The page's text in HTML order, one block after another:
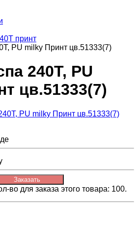
принт
PU milky Принт цв.51333(7)
240Т, PU
цв.51333(7)
Заказать
во для заказа этого товара: 100.